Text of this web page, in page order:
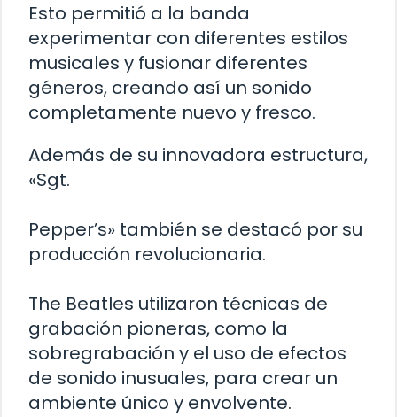
Esto permitió a la banda
experimentar con diferentes estilos
musicales y fusionar diferentes
géneros, creando así un sonido
completamente nuevo y fresco.
Además de su innovadora estructura,
«Sgt.
Pepper’s» también se destacó por su
producción revolucionaria.
The Beatles utilizaron técnicas de
grabación pioneras, como la
sobregrabación y el uso de efectos
de sonido inusuales, para crear un
ambiente único y envolvente.